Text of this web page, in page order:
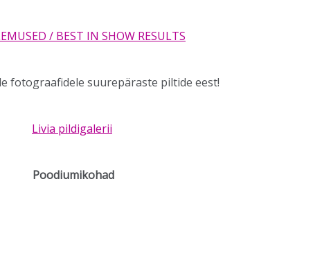
/ BEST IN SHOW RESULTS
fotograafidele suurepäraste piltide eest!
Livia pildigalerii
Poodiumikohad